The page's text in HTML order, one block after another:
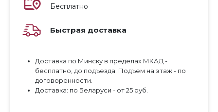
Бесплатно
Быстрая доставка
Доставка по Минску в пределах МКАД -
бесплатно, до подъезда. Подъем на этаж - по
договоренности.
Доставка: по Беларуси - от 25 руб.